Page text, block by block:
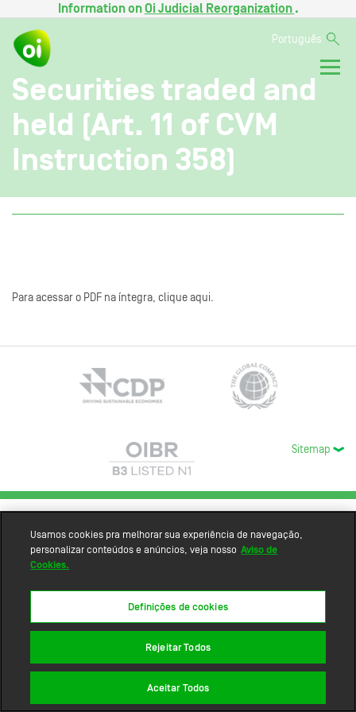
Information onOi Judicial Reorganization .
Português
Securities traded and
held (Art. 11 of CVM
Instruction 358)
Para acessar o PDF na íntegra, clique aqui.
Sitemap
Usamos cookies pra melhorar sua experiência de navegação,
personalizar conteúdos e anúncios, veja nosso Aviso de
Cookies.
Definições de cookies
Rejeitar Todos
Aceitar Todos